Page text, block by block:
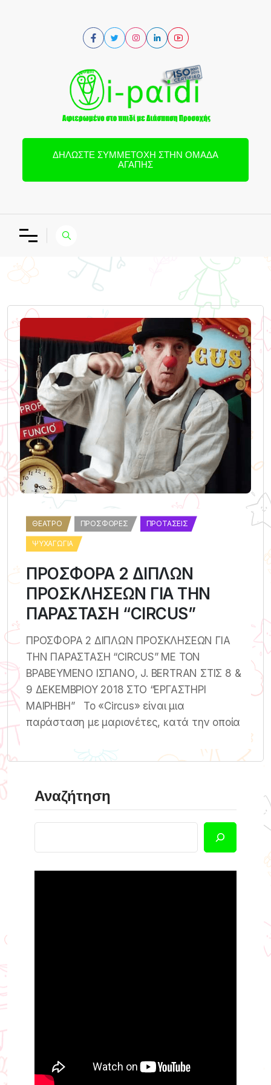
ΔΗΛΏΣΤΕ ΣΥΜΜΕΤΟΧΉ ΣΤΗΝ ΟΜΆΔΑ
ΑΓΆΠΗΣ
ΘΈΑΤΡΟ ΠΡΟΣΦΟΡΈΣ ΠΡΟΤΆΣΕΙΣ
ΨΥΧΑΓΩΓΊΑ
ΠΡΟΣΦΟΡΑ 2 ΔΙΠΛΩΝ
ΠΡΟΣΚΛΗΣΕΩΝ ΓΙΑ ΤΗΝ
ΠΑΡΑΣΤΑΣΗ “CIRCUS”
ΠΡΟΣΦΟΡΑ 2 ΔΙΠΛΩΝ ΠΡΟΣΚΛΗΣΕΩΝ ΓΙΑ
ΤΗΝ ΠΑΡΑΣΤΑΣΗ “CIRCUS” ΜΕ ΤΟΝ
ΒΡΑΒΕΥΜΕΝΟ ΙΣΠΑΝΟ, J. BERTRAN ΣΤΙΣ 8 &
9 ΔΕΚΕΜΒΡΙΟΥ 2018 ΣΤΟ “ΕΡΓΑΣΤΗΡΙ
ΜΑΙΡΗΒΗ” Το «Circus» είναι μια
παράσταση με μαριονέτες, κατά την οποία
Αναζήτηση